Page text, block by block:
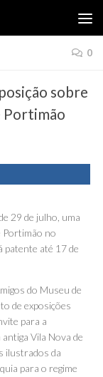
0
sobre
Portimão
29 de julho, uma
Portimão no
patente até 17 de
do Museu de
de exposições
para a
Vila Nova de
ilustrados da
para o regime